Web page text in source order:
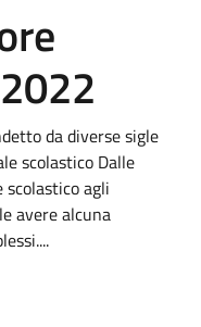
da diverse sigle
scolastico Dalle
agli
avere alcuna